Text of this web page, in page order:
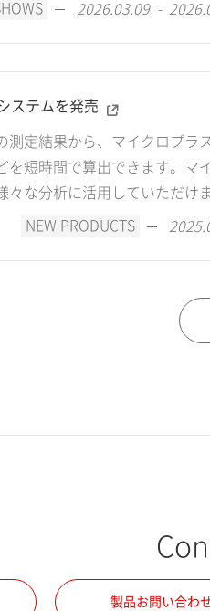
2026.03.09 -
ステムを発売
測定結果から、マイクロプラ
を短時間で算出できます。マ
な分析に活用していただけま
NEW PRODUCTS
製品お問い合わ